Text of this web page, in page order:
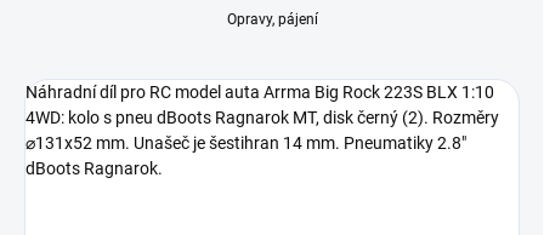
Opravy, pájení
Náhradní díl pro RC model auta Arrma Big Rock 223S BLX 1:10
4WD: kolo s pneu dBoots Ragnarok MT, disk černý (2). Rozměry
⌀131x52 mm. Unašeč je šestihran 14 mm. Pneumatiky 2.8"
dBoots Ragnarok.